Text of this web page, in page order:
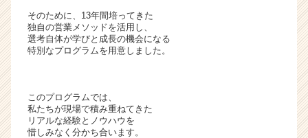
e
e
r
e
e
r）
そのために、13年間培ってきた
独自の営業メソッドを活用し、
選考自体が学びと成長の機会になる
特別なプログラムを用意しました。
このプログラムでは、
私たちが現場で積み重ねてきた
リアルな経験とノウハウを
惜しみなく分かち合います。